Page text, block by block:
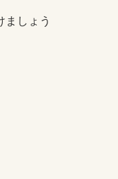
ましょう